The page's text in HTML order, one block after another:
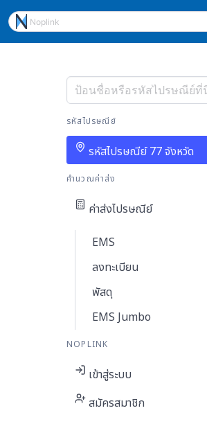
รหัสไปรษณีย์
รหัสไปรษณีย์ 77 จังหวัด
คำนวณค่าส่ง
ค่าส่งไปรษณีย์
EMS
ลงทะเบียน
พัสดุ
EMS Jumbo
NOPLINK
เข้าสู่ระบบ
สมัครสมาชิก